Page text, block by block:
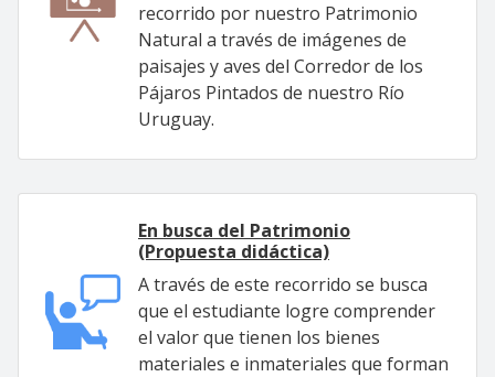
recorrido por nuestro Patrimonio
Natural a través de imágenes de
paisajes y aves del Corredor de los
Pájaros Pintados de nuestro Río
Uruguay.
En busca del Patrimonio
(Propuesta didáctica)
A través de este recorrido se busca
que el estudiante logre comprender
el valor que tienen los bienes
materiales e inmateriales que forman